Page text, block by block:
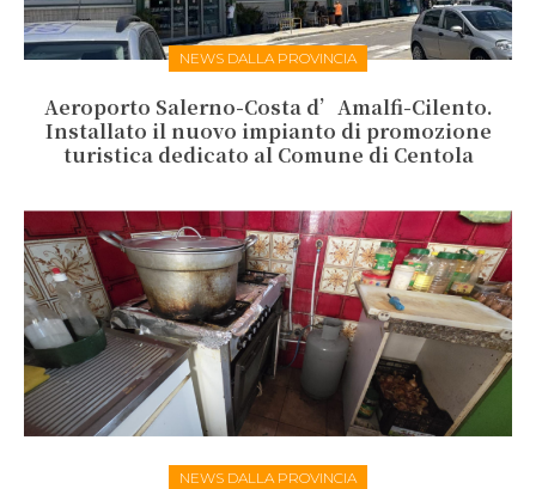
NEWS DALLA PROVINCIA
Aeroporto Salerno-Costa d’Amalfi-Cilento.
Installato il nuovo impianto di promozione
turistica dedicato al Comune di Centola
NEWS DALLA PROVINCIA